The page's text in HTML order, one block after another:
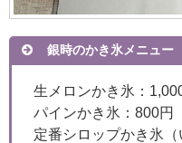
銀時のかき氷メニュー
生メロンかき氷：
パインかき氷：800円
定番シロップかき氷